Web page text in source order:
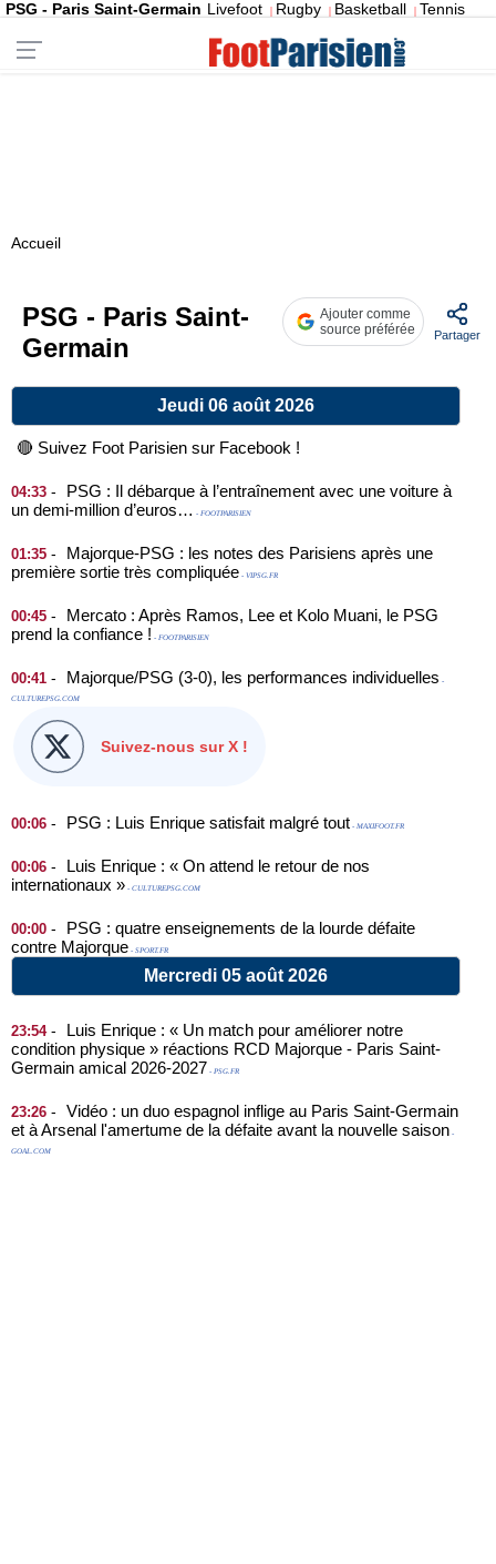
PSG - Paris Saint-Germain Livefoot | Rugby | Basketball | Tennis
Accueil
PSG - Paris Saint-
Germain
Ajouter comme
source préférée
Partager
Jeudi 06 août 2026
🔴 Suivez Foot Parisien sur Facebook !
04:33 -
PSG : Il débarque à l’entraînement avec une voiture à
un demi-million d’euros… - FOOTPARISIEN
01:35 -
Majorque-PSG : les notes des Parisiens après une
première sortie très compliquée - VIPSG.FR
00:45 -
Mercato : Après Ramos, Lee et Kolo Muani, le PSG
prend la confiance ! - FOOTPARISIEN
00:41 - Majorque/PSG (3-0), les performances individuelles -
CULTUREPSG.COM
Suivez-nous sur X !
00:06 - PSG : Luis Enrique satisfait malgré tout - MAXIFOOT.FR
00:06 -
Luis Enrique : « On attend le retour de nos
internationaux » - CULTUREPSG.COM
00:00 -
PSG : quatre enseignements de la lourde défaite
contre Majorque - SPORT.FR
Mercredi 05 août 2026
23:54-
Luis Enrique : « Un match pour améliorer notre
condition physique » réactions RCD Majorque - Paris Saint-
Germain amical 2026-2027 - PSG.FR
23:26 -
Vidéo : un duo espagnol inflige au Paris Saint-Germain
et à Arsenal l'amertume de la défaite avant la nouvelle saison -
GOAL.COM